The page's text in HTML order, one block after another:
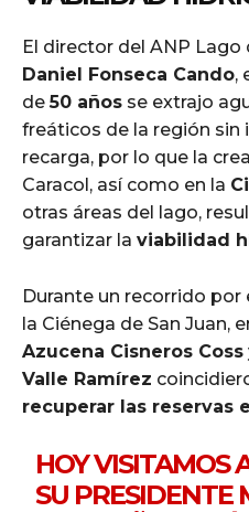
El director del ANP Lago
Daniel Fonseca Cando,
de50 años se extrajo
freáticos de la región
recarga, por lo que la
Caracol, así como en la
otras áreas del lago,
garantizar la viabilidad
Durante un recorrido por
la Ciénega de San Juan,
Azucena Cisneros Coss
Valle Ramírez
recuperar las reservas
HOY VISITAMOS
SU PRESIDENTE